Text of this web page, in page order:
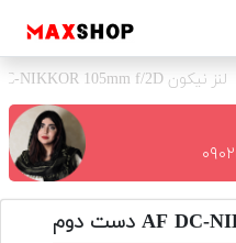
لنز نیکون AF DC-NIKKOR 105mm f/2D